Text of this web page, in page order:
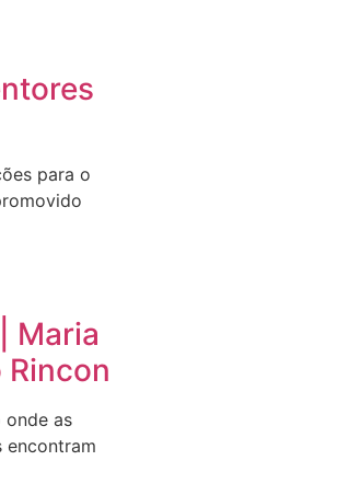
para o
Maria
onde as
encontram